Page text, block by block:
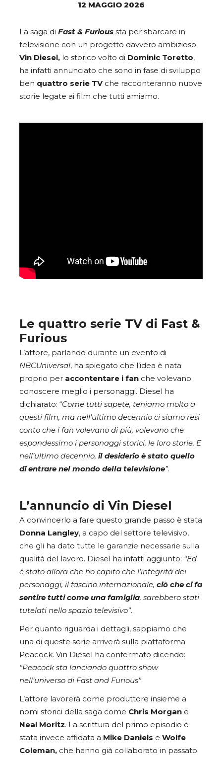
12 MAGGIO 2026
La saga di Fast & Furious sta per sbarcare in
televisione con un progetto davvero ambizioso.
Vin Diesel, lo storico volto di Dominic Toretto,
ha infatti annunciato che sono in fase di sviluppo
ben quattro serie TV che racconteranno nuove
storie legate ai film che tutti amiamo.
Le quattro serie TV di Fast &
Furious
L’attore, parlando durante un evento di
NBCUniversal, ha spiegato che l’idea è nata
proprio per accontentare i fan che volevano
conoscere meglio i personaggi. Diesel ha
dichiarato: “Come tutti sapete, teniamo molto a
questi film, ma nell’ultimo decennio ci siamo resi
conto che i fan volevano di più, volevano che
espandessimo i personaggi storici, le loro storie. E
nell’ultimo decennio, il desiderio è stato quello
di entrare nel mondo della televisione”.
L’annuncio di Vin Diesel
A convincerlo a fare questo grande passo è stata
Donna Langley, a capo del settore televisivo,
che gli ha dato tutte le garanzie necessarie sulla
qualità del lavoro. Diesel ha infatti aggiunto: “Ed
è stato allora che ho capito che l’integrità dei
personaggi, il fascino internazionale, ciò che ci fa
sentire tutti come una famiglia, sarebbero stati
tutelati nello spazio televisivo”.
Per quanto riguarda i dettagli, sappiamo che
una di queste serie arriverà sulla piattaforma
Peacock. Vin Diesel ha confermato dicendo:
“Peacock sta lanciando quattro show
nell’universo di Fast and Furious”.
L’attore lavorerà come produttore insieme a
nomi storici della saga come Chris Morgan e
Neal Moritz. La scrittura del primo episodio è
stata invece affidata a Mike Daniels e Wolfe
Coleman, che hanno già collaborato in passato.